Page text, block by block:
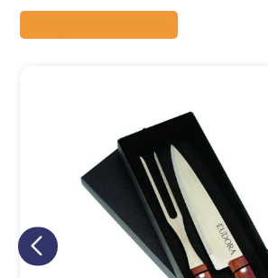
Eu concordo em receber
A nossa empresa está comprometida a
sua privacidade, utilizaremos seus
de marketing. Você pode alterar suas
qualquer momento.
Iniciar